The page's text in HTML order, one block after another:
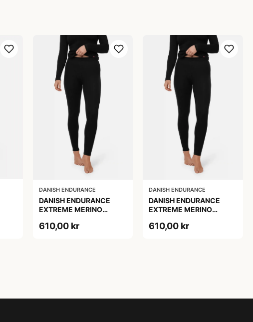
DANISH ENDURANCE
DANISH ENDURANCE
EXTREME MERINO
1-Pak
610,00 kr
DANISH ENDURANCE
DANISH ENDURANCE
EXTREME MERINO
1-Pak
610,00 kr